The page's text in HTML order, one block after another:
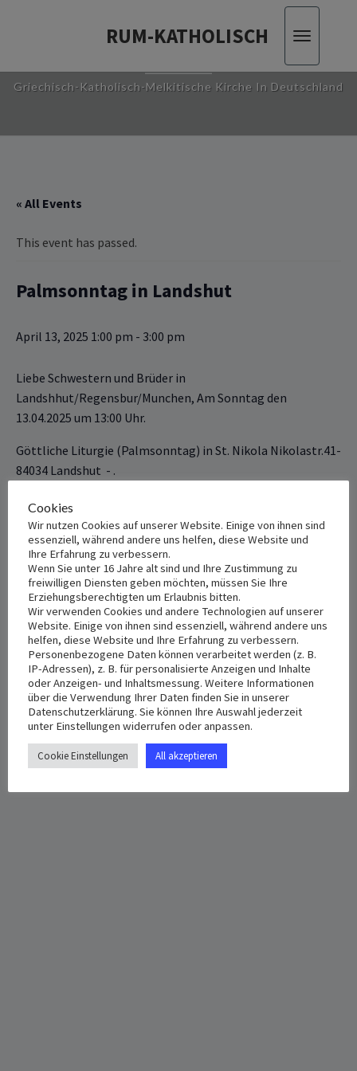
RUM-KATHOLISCH
Toggle
RUM-KATHOLISCH
Griechisch-Katholisch-Melkitische Kirche In Deutschland
« All Events
This event has passed.
Palmsonntag in Landshut
April 13, 2025 1:00 pm - 3:00 pm
Liebe Schwestern und Brüder in
Landshhut/Regensbur/Munchen, Am Sonntag den
13.04‏‎.2025 um 13:00 Uhr.
Göttliche ‎‎‎‎Liturgie (Palmsonntag) in St. Nikola Nikolastr.41-
84034 Landshut ‎‏ ‏‎- ‎‏.
+ Add to Google Calendar
DETAILS
Date:
April 13, 2025
Time:
1:00 pm - 3:00 pm
VENUE
St. Nikola
Nikolastr 41
Landshut, 84034Germany +
Google Map
Cookies
Wir nutzen Cookies auf unserer Website. Einige von ihnen sind
essenziell, während andere uns helfen, diese Website und
Ihre Erfahrung zu verbessern.
Wenn Sie unter 16 Jahre alt sind und Ihre Zustimmung zu
freiwilligen Diensten geben möchten, müssen Sie Ihre
Erziehungsberechtigten um Erlaubnis bitten.
Wir verwenden Cookies und andere Technologien auf unserer
Website. Einige von ihnen sind essenziell, während andere uns
helfen, diese Website und Ihre Erfahrung zu verbessern.
Personenbezogene Daten können verarbeitet werden (z. B.
IP-Adressen), z. B. für personalisierte Anzeigen und Inhalte
oder Anzeigen- und Inhaltsmessung. Weitere Informationen
über die Verwendung Ihrer Daten finden Sie in unserer
Datenschutzerklärung. Sie können Ihre Auswahl jederzeit
unter Einstellungen widerrufen oder anpassen.
Cookie Einstellungen All akzeptieren